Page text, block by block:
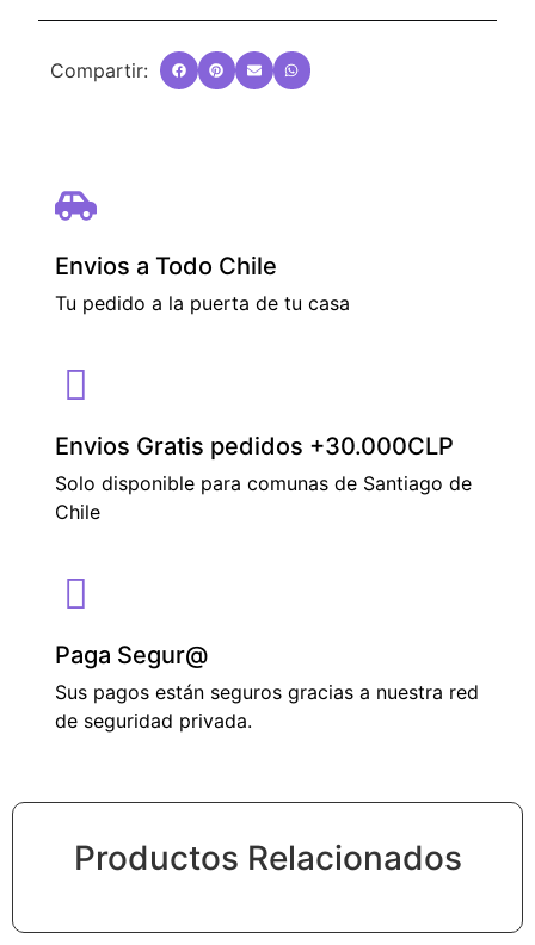
Compartir:
Envios a Todo Chile
Tu pedido a la puerta de tu casa
Envios Gratis pedidos +30.000CLP
Solo disponible para comunas de Santiago de
Chile
Paga Segur@
Sus pagos están seguros gracias a nuestra red
de seguridad privada.
Productos Relacionados